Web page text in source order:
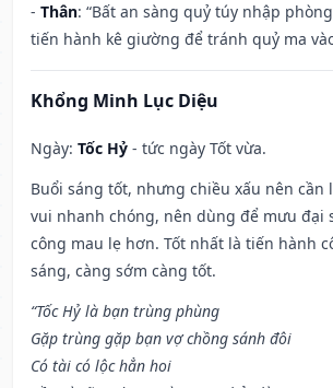
- Thân: “Bất an sàng quỷ túy nhập
tiến hành kê giường để tránh quỷ ma
Khổng Minh Lục Diệu
Ngày: Tốc Hỷ - tức ngày Tốt vừa.
Buổi sáng tốt, nhưng chiều xấu nên cần
vui nhanh chóng, nên dùng để mưu đại
công mau lẹ hơn. Tốt nhất là tiến hành
sáng, càng sớm càng tốt.
“Tốc Hỷ là bạn trùng phùng
Gặp trùng gặp bạn vợ chồng sánh đôi
Có tài có lộc hẳn hoi